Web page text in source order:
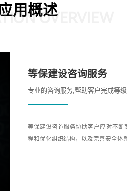
用概述OVERVIEW
等保建设咨询服务
专业的咨询服务,帮助客户完成等级
等保建设咨询服务协助客户应对不
程和优化组织结构，以及完善安全体